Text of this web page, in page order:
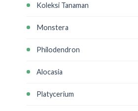
Koleksi Tanaman
Monstera
Philodendron
Alocasia
Platycerium